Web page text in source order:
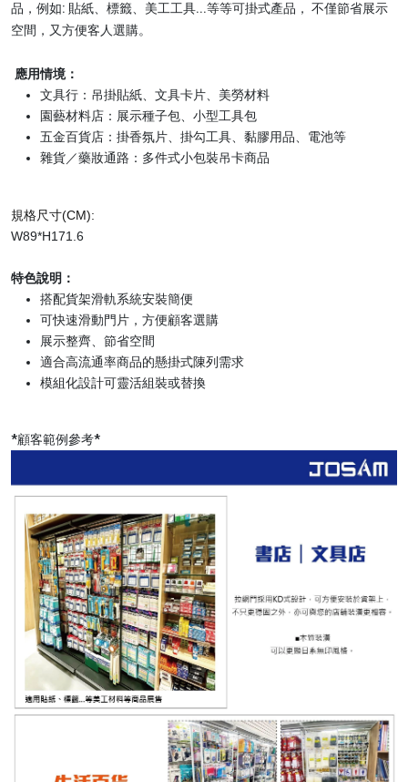
品，例如: 貼紙、標籤、美工工具...等等可掛式產品， 不僅節省展示
空間，又方便客人選購。
應用情境：
文具行：吊掛貼紙、文具卡片、美勞材料
園藝材料店：展示種子包、小型工具包
五金百貨店：掛香氛片、掛勾工具、黏膠用品、電池等
雜貨／藥妝通路：多件式小包裝吊卡商品
規格尺寸(CM):
W89*H171.6
特色說明：
搭配貨架滑軌系統安裝簡便
可快速滑動門片，方便顧客選購
展示整齊、節省空間
適合高流通率商品的懸掛式陳列需求
模組化設計可靈活組裝或替換
*顧客範例參考*